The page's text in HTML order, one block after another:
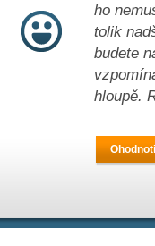
ho
tolik
budete
hloupě.